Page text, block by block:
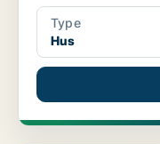
Type
Hus